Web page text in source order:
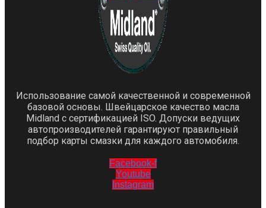
Использование самой качественной и современной
базовой основы. Швейцарское качество масла
Midland с сертификацией ISO. Допуски ведущих
автопроизводителей гарантируют правильный
подбор карты смазки для каждого автомобиля.
Facebook-f
Youtube
Instagram